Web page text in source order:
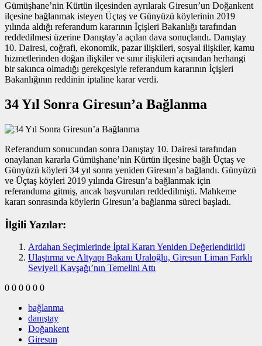
Gümüşhane’nin Kürtün ilçesinden ayrılarak Giresun’un Doğankent
ilçesine bağlanmak isteyen Üçtaş ve Günyüzü köylerinin 2019
yılında aldığı referandum kararının İçişleri Bakanlığı tarafından
reddedilmesi üzerine Danıştay’a açılan dava sonuçlandı. Danıştay
10. Dairesi, coğrafi, ekonomik, pazar ilişkileri, sosyal ilişkiler, kamu
hizmetlerinden doğan ilişkiler ve sınır ilişkileri açısından herhangi
bir sakınca olmadığı gerekçesiyle referandum kararının İçişleri
Bakanlığının reddinin iptaline karar verdi.
34 Yıl Sonra Giresun’a Bağlanma
Referandum sonucundan sonra Danıştay 10. Dairesi tarafından
onaylanan kararla Gümüşhane’nin Kürtün ilçesine bağlı Üçtaş ve
Günyüzü köyleri 34 yıl sonra yeniden Giresun’a bağlandı. Günyüzü
ve Üçtaş köyleri 2019 yılında Giresun’a bağlanmak için
referanduma gitmiş, ancak başvuruları reddedilmişti. Mahkeme
kararı sonrasında köylerin Giresun’a bağlanma süreci başladı.
İlgili Yazılar:
Ardahan Seçimlerinde İptal Kararı Yeniden Değerlendirildi
Ulaştırma ve Altyapı Bakanı Uraloğlu, Giresun Liman Farklı
Seviyeli Kavşağı’nın Temelini Attı
0 0 0 0 0 0
bağlanma
danıştay
Doğankent
Giresun